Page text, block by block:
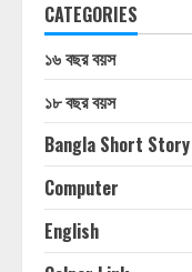
CATEGORIES
১৬ বছর বয়স
১৮ বছর বয়স
Bangla Short Story
Computer
English